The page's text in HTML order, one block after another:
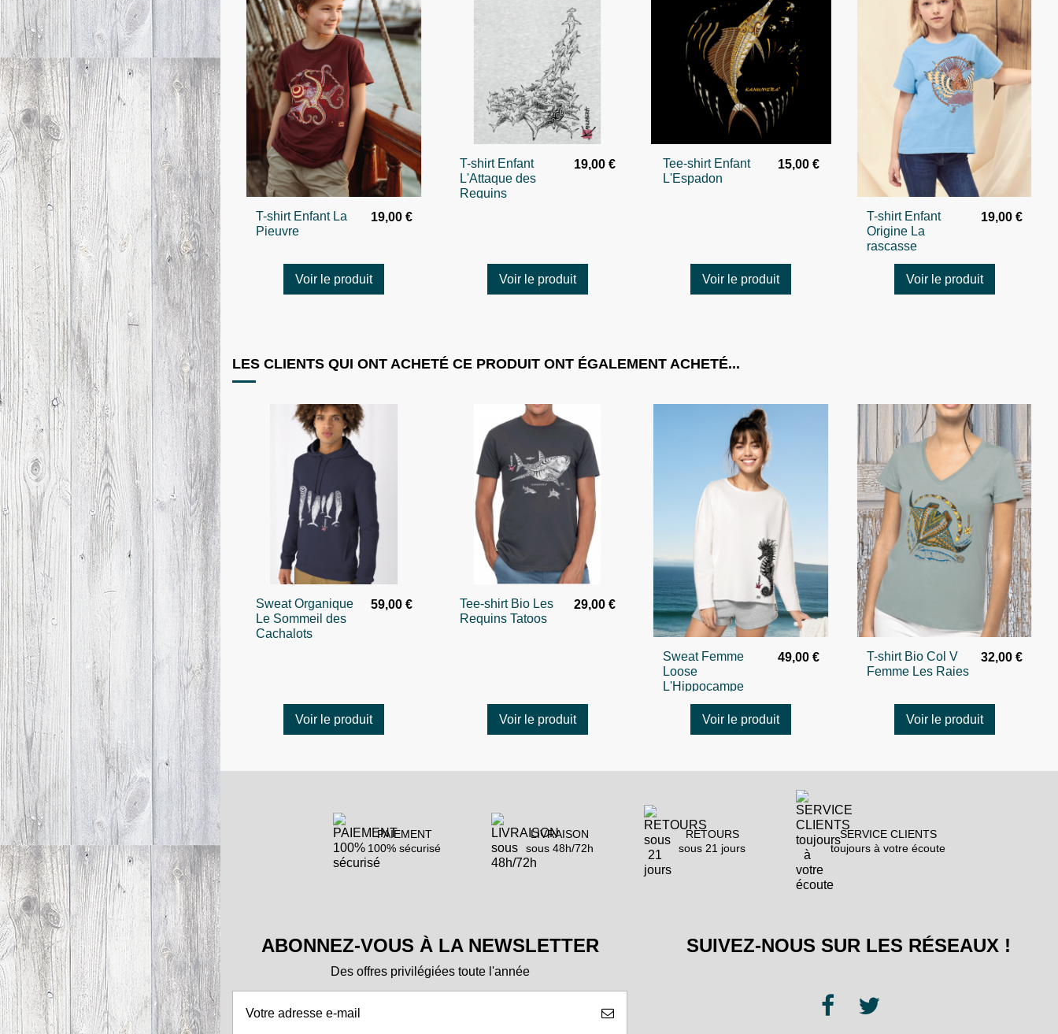
T-shirt Enfant La
Pieuvre
19,00 €
Voir le produit
T-shirt Enfant
L'Attaque des
Requins
19,00 €
Voir le produit
Tee-shirt Enfant
L'Espadon
15,00 €
Voir le produit
T-shirt Enfant
Origine La
rascasse
19,00 €
Voir le produit
LES CLIENTS QUI ONT ACHETÉ CE PRODUIT ONT ÉGALEMENT ACHETÉ...
Sweat Organique
Le Sommeil des
Cachalots
59,00 €
Voir le produit
Tee-shirt Bio Les
Requins Tatoos
29,00 €
Voir le produit
Sweat Femme
Loose
L'Hippocampe
Tatoo
49,00 €
Voir le produit
T-shirt Bio Col V
Femme Les Raies
32,00 €
Voir le produit
PAIEMENT
100% sécurisé
LIVRAISON
sous 48h/72h
RETOURS
sous 21 jours
SERVICE CLIENTS
toujours à votre écoute
ABONNEZ-VOUS À LA NEWSLETTER
Des offres privilégiées toute l'année
SUIVEZ-NOUS SUR LES RÉSEAUX !